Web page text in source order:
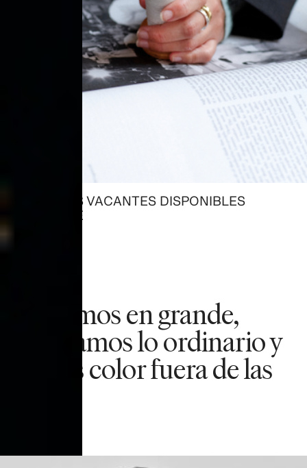
TODAS LAS VACANTES DISPONIBLES
→ EXPLORE
Pensamos en grande,
desafiamos lo ordinario y
damos color fuera de las